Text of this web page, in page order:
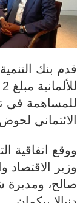
للمساهمة في
الائتماني
ووقع اتفاقية
وزير الاقتصاد
صالح، ومديرة